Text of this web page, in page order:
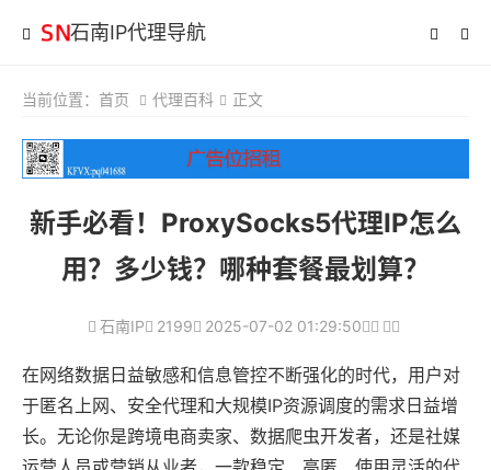
石南IP代理导航
当前位置： 首页 代理百科 正文
新手必看！ProxySocks5代理IP怎么
用？多少钱？哪种套餐最划算？
石南IP 2199 2025-07-02 01:29:50
在网络数据日益敏感和信息管控不断强化的时代，用户对
于匿名上网、安全代理和大规模IP资源调度的需求日益增
长。无论你是跨境电商卖家、数据爬虫开发者，还是社媒